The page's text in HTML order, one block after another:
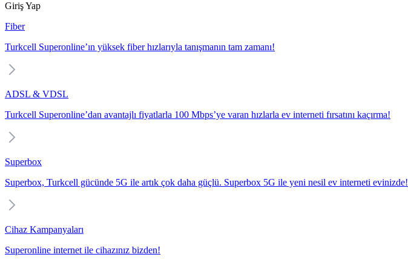
Giriş Yap
Fiber
Turkcell Superonline’ın yüksek fiber hızlarıyla tanışmanın tam zamanı!
ADSL & VDSL
Turkcell Superonline’dan avantajlı fiyatlarla 100 Mbps’ye varan hızlarla ev interneti fırsatını kaçırma!
Superbox
Superbox, Turkcell gücünde 5G ile artık çok daha güçlü. Superbox 5G ile yeni nesil ev interneti evinizde!
Cihaz Kampanyaları
Superonline internet ile cihazınız bizden!